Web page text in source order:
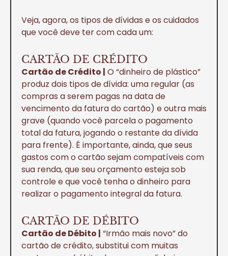
Veja, agora, os tipos de dívidas e os cuidados
que você deve ter com cada um:
CARTÃO DE CRÉDITO
Cartão de Crédito | O “dinheiro de plástico”
produz dois tipos de dívida: uma regular (as
compras a serem pagas na data de
vencimento da fatura do cartão) e outra mais
grave (quando você parcela o pagamento
total da fatura, jogando o restante da dívida
para frente). É importante, ainda, que seus
gastos com o cartão sejam compatíveis com
sua renda, que seu orçamento esteja sob
controle e que você tenha o dinheiro para
realizar o pagamento integral da fatura.
CARTÃO DE DÉBITO
Cartão de Débito | “Irmão mais novo” do
cartão de crédito, substitui com muitas